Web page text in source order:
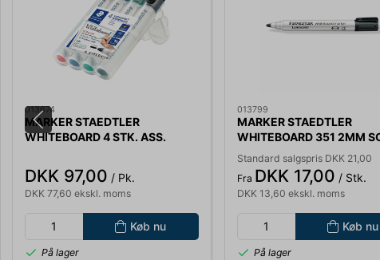
013674
MARKER STAEDTLER
WHITEBOARD 4 STK. ASS.
351WP4
DKK 97,00 / Pk.
DKK 77,60 ekskl. moms
Køb nu
På lager
013799
MARKER STAEDTLER
WHITEBOARD 351 2MM
Standard salgspris DKK 21,00
Fra DKK 17,00 / Stk.
DKK 13,60 ekskl. moms
Køb nu
På lager